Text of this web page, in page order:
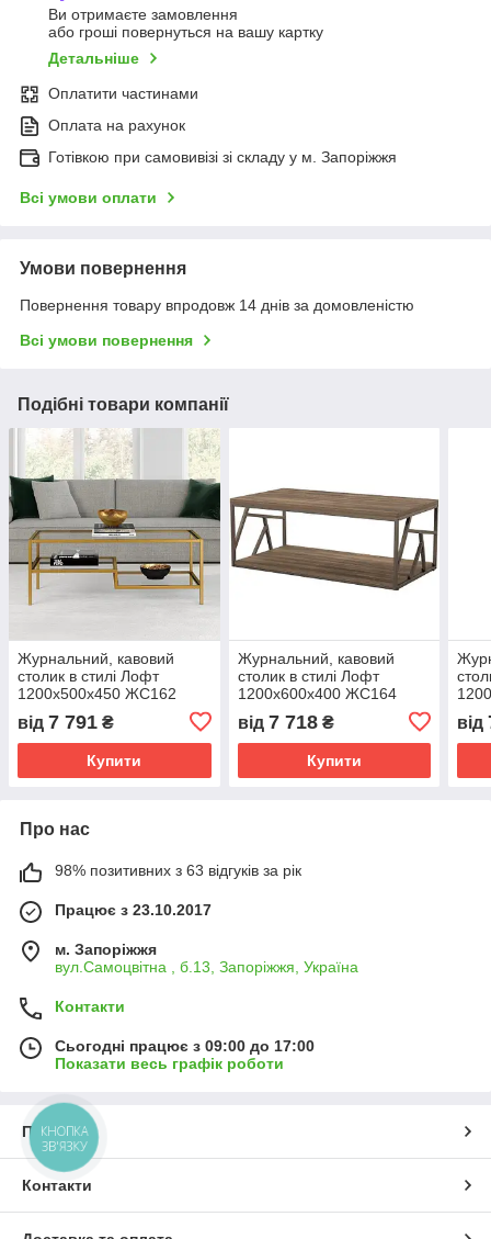
Ви отримаєте замовлення
або гроші повернуться на вашу картку
Детальніше
Оплатити частинами
Оплата на рахунок
Готівкою при самовивізі зі складу у м. Запоріжжя
Всі умови оплати
Умови повернення
Повернення товару впродовж 14 днів за домовленістю
Всі умови повернення
Подібні товари компанії
Журнальний, кавовий
столик в стилі Лофт
1200х500х450 ЖС162
від 7 791 ₴
Купити
Журнальний, кавовий
столик в стилі Лофт
1200х600х400 ЖС164
від 7 718₴
Купити
від
Про нас
98% позитивних з 63 відгуків за рік
Працює з 23.10.2017
м. Запоріжжя
вул.Самоцвітна , б.13, Запоріжжя, Україна
Контакти
Сьогодні працює з 09:00 до 17:00
Показати весь графік роботи
Про нас
Контакти
КНОПКА
ЗВ'ЯЗКУ